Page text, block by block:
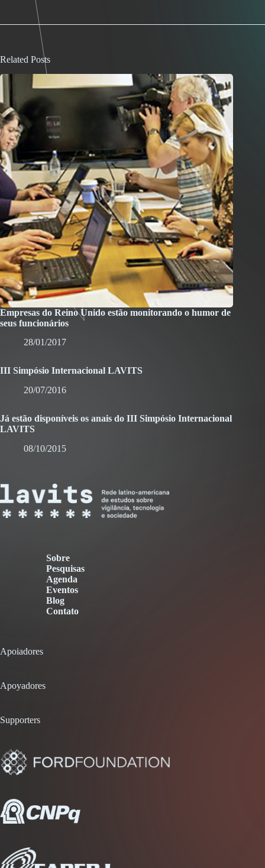
Related Posts
Empresas do Reino Unido estão monitorando o humor de
seus funcionários
28/01/2017
III Simpósio Internacional LAVITS
20/07/2016
Já estão disponíveis os anais do III Simpósio Internacional
LAVITS
08/10/2015
Sobre
Pesquisas
Agenda
Eventos
Blog
Contato
Apoiadores
Apoyadores
Supporters